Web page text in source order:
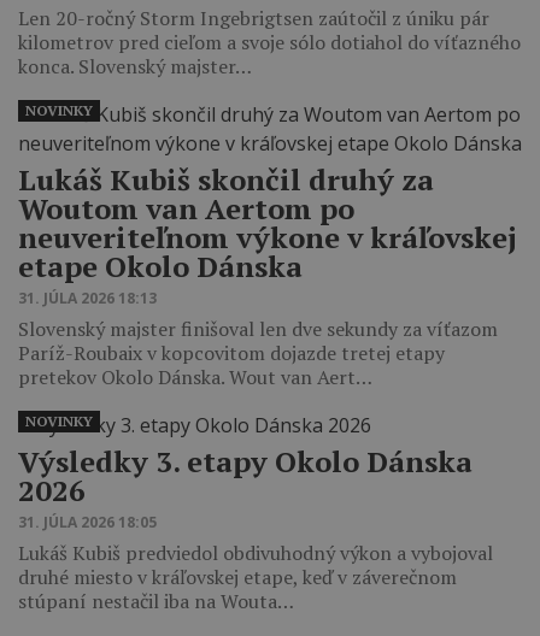
Len 20-ročný Storm Ingebrigtsen zaútočil z úniku pár
kilometrov pred cieľom a svoje sólo dotiahol do víťazného
konca. Slovenský majster…
Lukáš Kubiš skončil druhý za
Woutom van Aertom po
neuveriteľnom výkone v kráľovskej
etape Okolo Dánska
31. JÚLA 2026 18:13
Slovenský majster finišoval len dve sekundy za víťazom
Paríž-Roubaix v kopcovitom dojazde tretej etapy
pretekov Okolo Dánska. Wout van Aert…
NOVINKY
Výsledky 3. etapy Okolo Dánska
2026
31. JÚLA 2026 18:05
Lukáš Kubiš predviedol obdivuhodný výkon a vybojoval
druhé miesto v kráľovskej etape, keď v záverečnom
stúpaní nestačil iba na Wouta…
NOVINKY